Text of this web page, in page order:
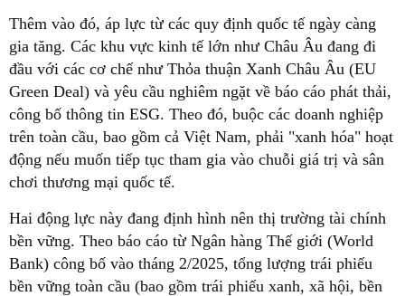
Thêm vào đó, áp lực từ các quy định quốc tế ngày càng
gia tăng. Các khu vực kinh tế lớn như Châu Âu đang đi
đầu với các cơ chế như Thỏa thuận Xanh Châu Âu (EU
Green Deal) và yêu cầu nghiêm ngặt về báo cáo phát thải,
công bố thông tin ESG. Theo đó, buộc các doanh nghiệp
trên toàn cầu, bao gồm cả Việt Nam, phải "xanh hóa" hoạt
động nếu muốn tiếp tục tham gia vào chuỗi giá trị và sân
chơi thương mại quốc tế.
Hai động lực này đang định hình nên thị trường tài chính
bền vững. Theo báo cáo từ Ngân hàng Thế giới (World
Bank) công bố vào tháng 2/2025, tổng lượng trái phiếu
bền vững toàn cầu (bao gồm trái phiếu xanh, xã hội, bền